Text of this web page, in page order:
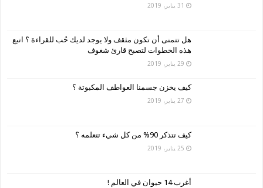
31 يناير، 2019
هل تتمنى أن تكون مثقف ولا يوجد لديك حُب للقراءة ؟ اتبع
هذه الخطوات لتصبح قارئ شغوف
29 يناير، 2019
كيف يخزن جسمنا العواطف المكبوتة ؟
27 يناير، 2019
كيف تتذكر 90% من كل شيء تتعلمه ؟
25 يناير، 2019
أغرب 14 حيوان في العالم !